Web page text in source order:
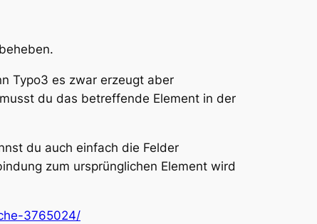
Typo3 es zwar erzeugt aber
du das betreffende Element in der
du auch einfach die Felder
zum ursprünglichen Element wird
3765024/